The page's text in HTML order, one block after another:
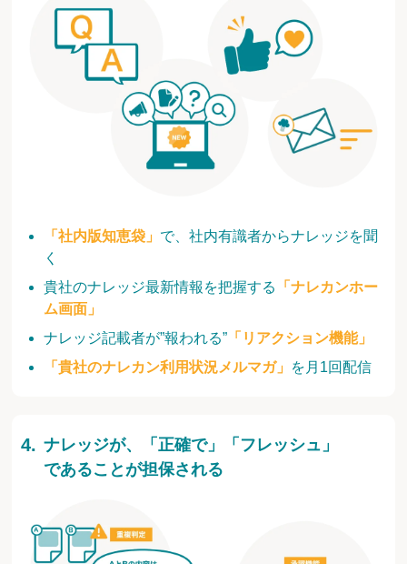
「社内版知恵袋」 で、社内有識者からナレッジを聞
く
貴社のナレッジ最新情報を把握する
「ナレカンホー
ム画面」
ナレッジ記載者が”報われる” 「リアクション機能」
「貴社のナレカン利用状況メルマガ」 を月1回配信
ナレッジが、「正確で」「フレッシュ」
であることが担保される